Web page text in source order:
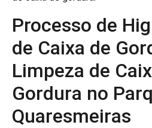
Processo de
de Caixa de
Limpeza de
Gordura no
Quaresmeiras